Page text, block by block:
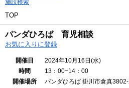
施設検索
TOP
パンダひろば 育児相談
お気に入りに登録
開催日
2024年10月16日(水)
時間
13：00~14：00
開催場所
パンダひろば 掛川市倉真